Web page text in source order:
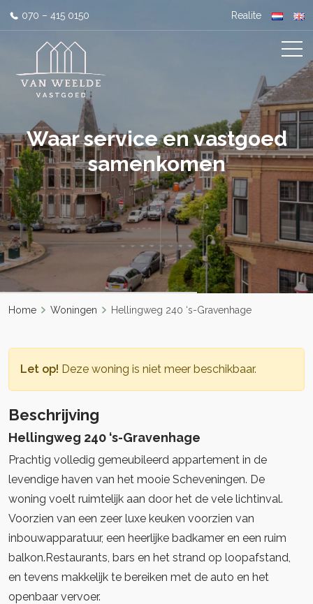
070 – 415 0150 Realite
Waar service en vastgoed
samenkomen
Home Woningen Hellingweg 240 ‘s-Gravenhage
Let op! Deze woning is niet meer beschikbaar.
Beschrijving
Hellingweg 240 ‘s-Gravenhage
Prachtig volledig gemeubileerd appartement in de
levendige haven van het mooie Scheveningen. De
woning voelt ruimtelijk aan door het de vele lichtinval.
Voorzien van een zeer luxe keuken voorzien van
inbouwapparatuur, een heerlijke badkamer en een ruim
balkon.Restaurants, bars en het strand op loopafstand,
en tevens makkelijk te bereiken met de auto en het
openbaar vervoer.